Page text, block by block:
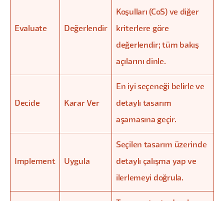
Evaluate Değerlendir
Koşulları (CoS) ve diğer
kriterlere göre
değerlendir; tüm bakış
açılarını dinle.
Decide Karar Ver
En iyi seçeneği belirle ve
detaylı tasarım
aşamasına geçir.
Implement Uygula
Seçilen tasarım üzerinde
detaylı çalışma yap ve
ilerlemeyi doğrula.